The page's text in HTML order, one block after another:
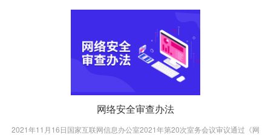
网络安全审查办法
2021年11月16日国家互联网信息办公室2021年第20次室务会议审议通过《网